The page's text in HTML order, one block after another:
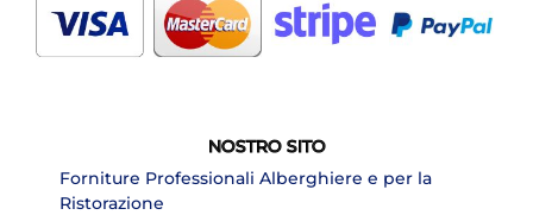
NOSTRO SITO
Forniture Professionali Alberghiere e per la
Ristorazione